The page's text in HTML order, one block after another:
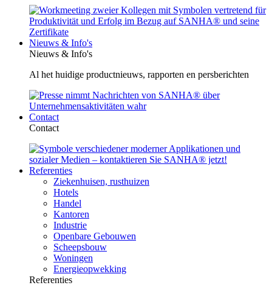
Nieuws & Info's
Nieuws & Info's
Al het huidige productnieuws, rapporten en persberichten
Contact
Contact
Referenties
Ziekenhuisen, rusthuizen
Hotels
Handel
Kantoren
Industrie
Openbare Gebouwen
Scheepsbouw
Woningen
Energieopwekking
Referenties